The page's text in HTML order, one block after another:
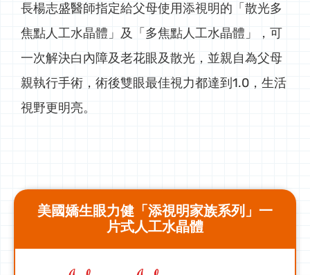
長楊志盛醫師指定給父母使用添視明的「散光多
焦點人工水晶體」及「多焦點人工水晶體」，可
一次解決白內障及老花眼及散光，並親自為父母
親執行手術，術後雙眼最佳視力都達到1.0，生活
視野更明亮。
美國嬌生眼力健「添視明家族系列」一
片式人工水晶體